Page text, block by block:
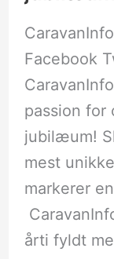
Facebook
passion for
jubilæum!
mest
markerer
årti fyldt